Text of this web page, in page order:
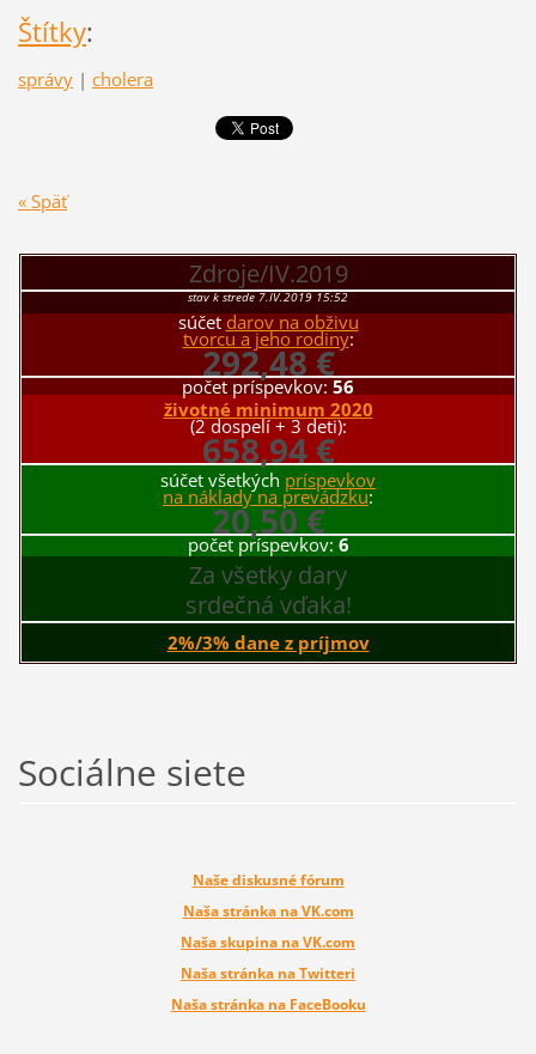
Štítky:
správy | cholera
« Späť
Zdroje/IV.2019
stav k strede 7.IV.2019 15:52
súčet darov na obživu
tvorcu a jeho rodiny:
292,48 €
počet príspevkov: 56
životné minimum 2020
(2 dospelí + 3 deti):
658,94 €
súčet všetkých príspevkov
na náklady na prevádzku:
20,50 €
počet príspevkov: 6
Za všetky dary
srdečná vďaka!
2%/3% dane z príjmov
Sociálne siete
Naše diskusné fórum
Naša stránka na VK.com
Naša skupina na VK.com
Naša stránka na Twitteri
Naša stránka na FaceBooku